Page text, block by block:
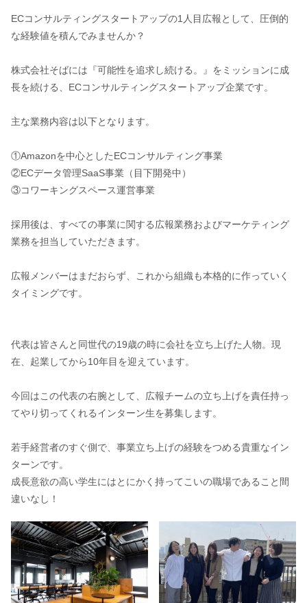
ECコンサルティングスタートアップの1人目広報として、圧倒的
な経験値を積んでみませんか？
株式会社そばには『可能性を追求し続ける。』をミッションに成
長を続ける、ECコンサルティングスタートアップ企業です。
主な業務内容は以下となります。
①Amazonを中心としたECコンサルティング事業
②ECデータ管理SaaS事業（目下開発中）
③コワーキングスペース運営事業
採用後は、すべての事業に関する広報業務およびマーケティング
業務を担当していただきます。
広報メンバーはまだおらず、これから組織も本格的に作っていく
タイミングです。
代表は皆さんと同世代の19歳の時に会社を立ち上げた人物。現
在、起業してから10年目を迎えています。
今回はこの代表の右腕として、広報チームの立ち上げを責任持っ
てやり切ってくれるインターン生を募集します。
若手経営者のすぐ側で、事業立ち上げの経験をつめる貴重なイン
ターンです。
成長意欲の高い学生にはとにかく持ってこいの職場であること間
違いなし！